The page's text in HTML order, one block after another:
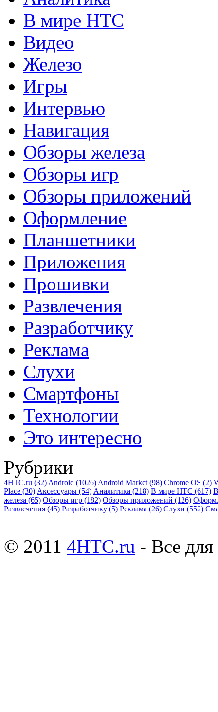
В мире HTC
Видео
Железо
Игры
Интервью
Навигация
Обзоры железа
Обзоры игр
Обзоры приложений
Оформление
Планшетники
Приложения
Прошивки
Развлечения
Разработчику
Реклама
Слухи
Смартфоны
Технологии
Это интересно
Рубрики
4HTC.ru (32) Android (1026) Android Market (98) Chrome OS (2)
Place (30) Аксессуары (54) Аналитика (218) В мире HTC (617)
железа (65) Обзоры игр (182) Обзоры приложений (126)
Развлечения (45) Разработчику (5) Реклама (26) Слухи (552)
© 2011 4HTC.ru - Все